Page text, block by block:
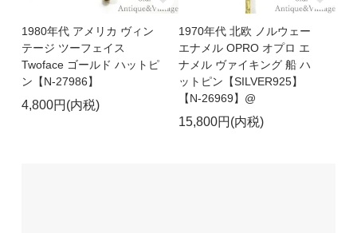
1980年代 アメリカ ヴィン
テージ ツーフェイス
Twoface ゴールド ハットピ
ン【N-27986】
4,800円(内税)
1970年代 北欧 ノルウェー
エナメル OPRO オプロ エ
ナメル ヴァイキング 船 ハ
ットピン【SILVER925】
【N-26969】@
15,800円(内税)